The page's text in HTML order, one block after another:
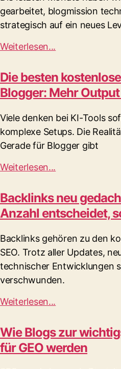
gearbeitet, blogmission
strategisch auf ein neues
Weiterlesen...
Die besten
Blogger: Mehr
Viele denken bei KI-Tools
komplexe Setups. Die
Gerade für Blogger gibt
Weiterlesen...
Backlinks neu
Anzahl entscheidet,
Backlinks gehören zu den
SEO. Trotz aller Updates,
technischer Entwicklungen
verschwunden.
Weiterlesen...
Wie Blogs zur
für GEO werden